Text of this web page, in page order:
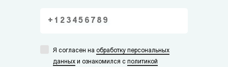
Я согласен на обработку персональных
данных и ознакомился с политикой